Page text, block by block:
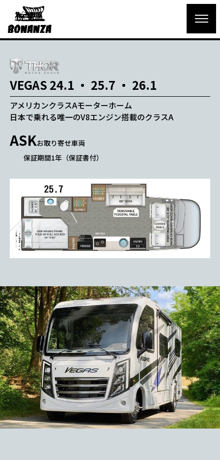
VEGAS 24.1 ・ 25.7 ・ 26.1
アメリカンクラスAモーターホーム
日本で乗れる唯一のV8エンジン搭載のクラスA
ASKお取り寄せ車両
保証期間1年（保証書付）